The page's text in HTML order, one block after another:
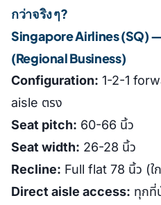
กว่าจริง ๆ?
Singapore Airlines (SQ)
(Regional Business)
Configuration: 1-2-1
aisle ตรง
Seat pitch: 60-66 นิ้ว
Seat width: 26-28 นิ้ว
Recline: Full flat 78 นิ้ว (ใ
Direct aisle access: ทุกที่